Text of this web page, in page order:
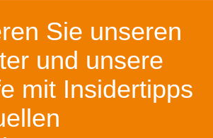
Sie unseren
und unsere
mit Insidertipps